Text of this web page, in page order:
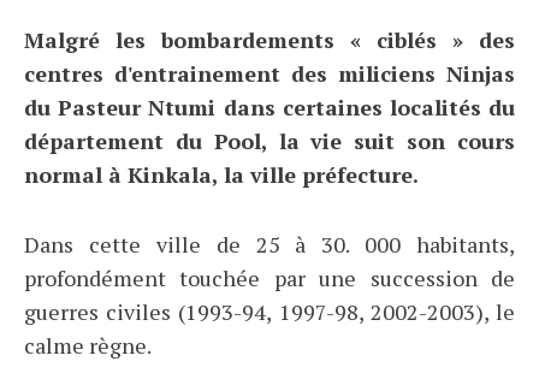
Malgré les bombardements « ciblés » des
centres d'entrainement des miliciens Ninjas
du Pasteur Ntumi dans certaines localités du
département du Pool, la vie suit son cours
normal à Kinkala, la ville préfecture.
Dans cette ville de 25 à 30. 000 habitants,
profondément touchée par une succession de
guerres civiles (1993-94, 1997-98, 2002-2003), le
calme règne.